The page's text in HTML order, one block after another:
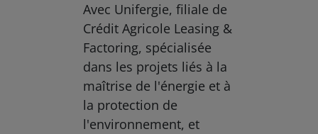
Avec Unifergie, filiale de
Crédit Agricole Leasing &
Factoring, spécialisée
dans les projets liés à la
maîtrise de l'énergie et à
la protection de
l'environnement, et